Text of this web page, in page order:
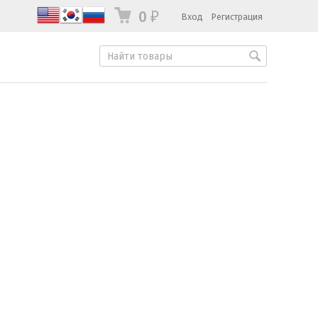
0 ₽ Вход Регистрация